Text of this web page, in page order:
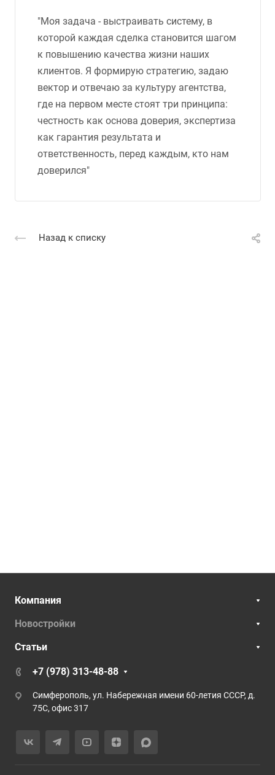
"Моя задача - выстраивать систему, в
которой каждая сделка становится шагом
к повышению качества жизни наших
клиентов. Я формирую стратегию, задаю
вектор и отвечаю за культуру агентства,
где на первом месте стоят три принципа:
честность как основа доверия, экспертиза
как гарантия результата и
ответственность, перед каждым, кто нам
доверился"
Назад к списку
Компания
Новостройки
Статьи
+7 (978) 313-48-88
Симферополь, ул. Набережная имени 60-летия СССР, д.
75С, офис 317